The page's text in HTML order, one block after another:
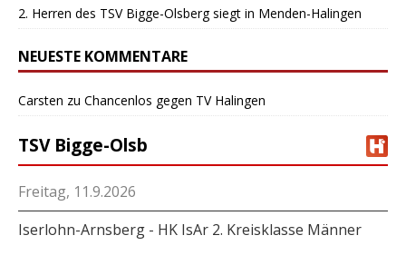
2. Herren des TSV Bigge-Olsberg siegt in Menden-Halingen
NEUESTE KOMMENTARE
Carsten zu Chancenlos gegen TV Halingen
TSV Bigge-Olsb
Freitag, 11.9.2026
Iserlohn-Arnsberg - HK IsAr 2. Kreisklasse Männer